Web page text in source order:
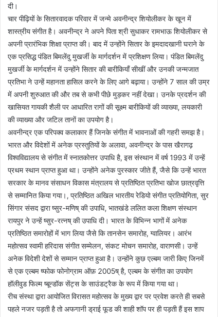
दी।
चार पीढ़ियों के सितारवादक परिवार में जन्मे अवनीन्द्र शियोलीकर के खून में
शास्त्रीय संगीत है। अवनीन्द्र ने अपने पिता श्री सुधाकर रामभाऊ शियोलीकर से
अपनी प्रारंभिक शिक्षा प्राप्त की। बाद में उन्होंने सितार के इमदादखानी घराने के
एक प्रसिद्ध पंडित बिमलेंदु मुखर्जी के मार्गदर्शन में प्रशिक्षण लिया। पंडित बिमलेंदु
मुखर्जी के मार्गदर्शन में उन्होंने सितार की बारीकियाँ सीखीं और उनकी जन्मजात
प्रतिभा ने उन्हें महानता हासिल करने के लिए आगे बढ़ाया। उन्होंने 7 साल की उम्र
में अपनी शुरुआत की और तब से कभी पीछे मुड़कर नहीं देखा। उनके प्रदर्शन की
खासियत गायकी शैली पर आधारित रागों की सूक्ष्म बारीकियों की व्याख्या, लयकारी
की व्याख्या और जटिल तानों का उपयोग है।
अवनीन्द्र एक परिपक्व कलाकार हैं जिनके संगीत में भावनाओं की गहरी समझ है।
भारत और विदेशों में अनेक प्रस्तुतियों के अलावा, अवनीन्द्र के पास खैरागढ़
विश्वविद्यालय से संगीत में स्नातकोत्तर उपाधि है, इस संस्थान में वर्ष 1993 में उन्हें
प्रथम स्थान प्राप्त हुआ था। उन्होंने अनेक पुरस्कार जीते हैं, जैसे कि उन्हें भारत
सरकार के मानव संसाधन विकास मंत्रालय से प्रतिष्ठित प्रतिभा खोज छात्रवृत्ति
से सम्मानित किया गया।, प्रतिष्ठित अखिल भारतीय रेडियो संगीत प्रतियोगिता, सुर
सिंगार संसद द्वारा ष्सुर-मणिष् की उपाधि, भातखंडे ललित कला शिक्षण संस्थान
रायपुर ने उन्हें ष्सुर-रत्नष् की उपाधि दी। भारत के विभिन्न भागों में अनेक
प्रतिष्ठित समारोहों में भाग लिया जैसे कि तानसेन समारोह, ग्वालियर। आरंभ
महोत्सव स्वामी हरिदास संगीत सम्मेलन, संकट मोचन समारोह, वाराणसी। उन्हें
अनेक विदेशी देशों से सम्मान प्राप्त हुआ है। उन्होंने कुछ एल्बम जारी किए जिनमें
से एक एल्बम ष्फोक फोनोग्राम ऑफ़ 2005ष् है, एल्बम के संगीत का उपयोग
हॉलीवुड फिल्म ष्बून्डॉक सेंट्स के साउंडट्रैक के रूप में किया गया था।
रीच संस्था द्वारा आयोजित विरासत महोत्सव के मुख्य द्वार पर प्रवेश करते ही सबसे
पहले नजर पड़ती है तो अफगानी ड्राई फूड की शाही शॉप पर ही पड़ती हैं इस शाप